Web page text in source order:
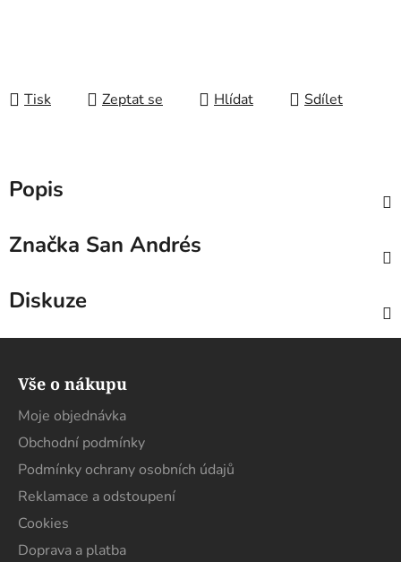
Tisk Zeptat se Hlídat Sdílet
Popis
Značka San Andrés
Diskuze
Vše o nákupu
Moje objednávka
Obchodní podmínky
Podmínky ochrany osobních údajů
Reklamace a odstoupení
Cookies
Doprava a platba